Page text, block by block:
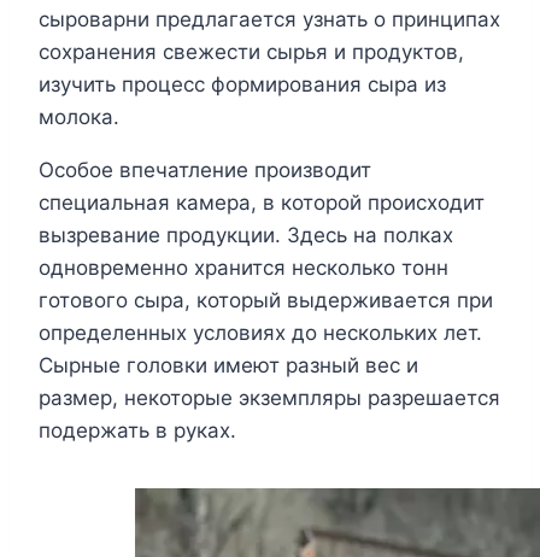
сыроварни предлагается узнать о принципах
сохранения свежести сырья и продуктов,
изучить процесс формирования сыра из
молока.
Особое впечатление производит
специальная камера, в которой происходит
вызревание продукции. Здесь на полках
одновременно хранится несколько тонн
готового сыра, который выдерживается при
определенных условиях до нескольких лет.
Сырные головки имеют разный вес и
размер, некоторые экземпляры разрешается
подержать в руках.